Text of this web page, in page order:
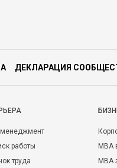
ДЕКЛАРАЦИЯ
менеджмент
работы
труда
MBA
MBA